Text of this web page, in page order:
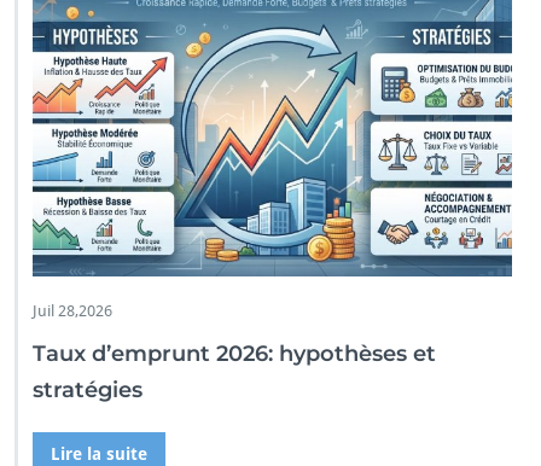
Juil 28,2026
Taux d’emprunt 2026: hypothèses et
stratégies
Lire la suite